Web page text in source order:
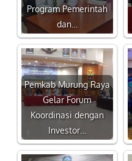
Program Pemerintah
dan…
Pemkab Murung Raya
Gelar Forum
Koordinasi dengan
Investor…